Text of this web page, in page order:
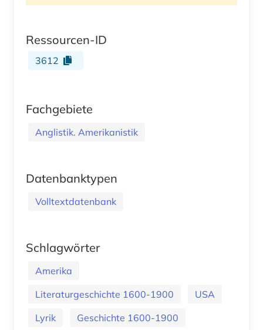
Ressourcen-ID
3612
Fachgebiete
Anglistik. Amerikanistik
Datenbanktypen
Volltextdatenbank
Schlagwörter
Amerika
Literaturgeschichte 1600-1900
USA
Lyrik
Geschichte 1600-1900